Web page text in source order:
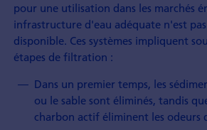
pour une utilisation dans les marchés
infrastructure d'eau adéquate n'est
disponible. Ces systèmes impliquent
étapes de filtration :
Dans un premier temps, les
ou le sable sont éliminés, tandis
charbon actif éliminent les odeurs